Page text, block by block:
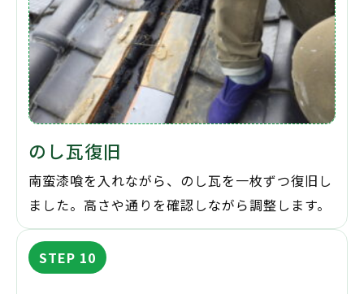
のし瓦復旧
南蛮漆喰を入れながら、のし瓦を一枚ずつ復旧し
ました。高さや通りを確認しながら調整します。
STEP 10